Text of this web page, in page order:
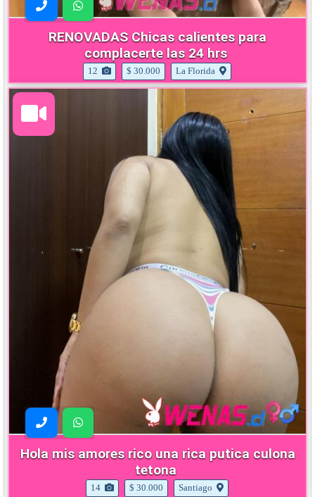
RENOVADAS Chicas calientes para
complacerte las 24 hrs
12 $ 30.000 La Florida
Hola mis amores rico una rica putica culona
tetona
14 $ 30.000 Santiago